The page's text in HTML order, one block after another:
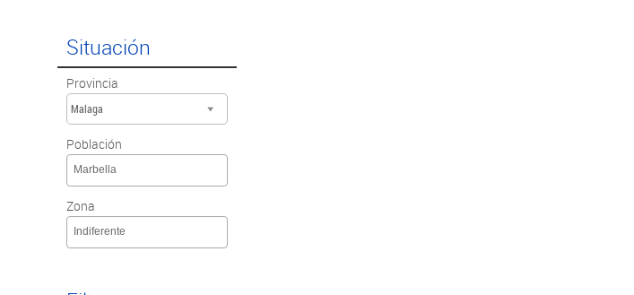
Situación
Provincia
Malaga
Población
Marbella
Zona
Indiferente